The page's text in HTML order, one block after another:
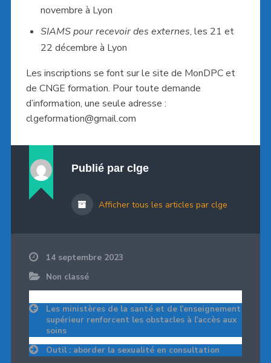
novembre à Lyon
SIAMS pour recevoir des externes, les 21 et
22 décembre à Lyon
Les inscriptions se font sur le site de MonDPC et
de CNGE formation. Pour toute demande
d’information, une seule adresse :
clgeformation@gmail.com
Publié par clge
Afficher tous les articles par clge
14 septembre 2023
Non classé
Navigation
de
l’article
Les ministères de la santé et de l’enseignement
supérieur renforcent les obstacles à l’accès aux
soins
Outil : aborder la sexualité en consultation